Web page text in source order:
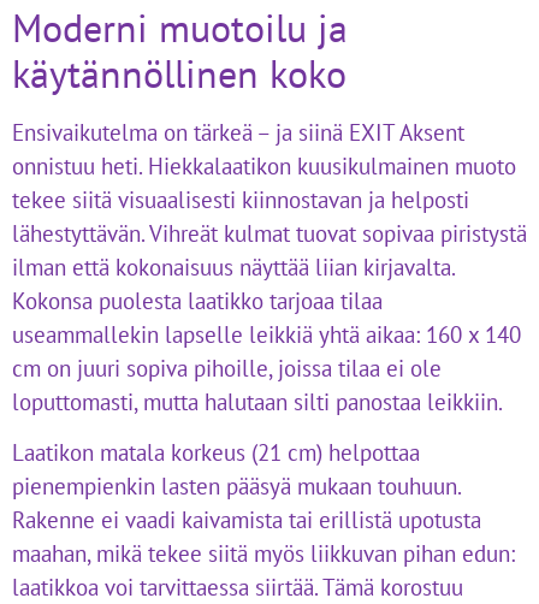
Moderni muotoilu ja
käytännöllinen koko
Ensivaikutelma on tärkeä – ja siinä EXIT Aksent
onnistuu heti. Hiekkalaatikon kuusikulmainen muoto
tekee siitä visuaalisesti kiinnostavan ja helposti
lähestyttävän. Vihreät kulmat tuovat sopivaa piristystä
ilman että kokonaisuus näyttää liian kirjavalta.
Kokonsa puolesta laatikko tarjoaa tilaa
useammallekin lapselle leikkiä yhtä aikaa: 160 x 140
cm on juuri sopiva pihoille, joissa tilaa ei ole
loputtomasti, mutta halutaan silti panostaa leikkiin.
Laatikon matala korkeus (21 cm) helpottaa
pienempienkin lasten pääsyä mukaan touhuun.
Rakenne ei vaadi kaivamista tai erillistä upotusta
maahan, mikä tekee siitä myös liikkuvan pihan edun:
laatikkoa voi tarvittaessa siirtää. Tämä korostuu